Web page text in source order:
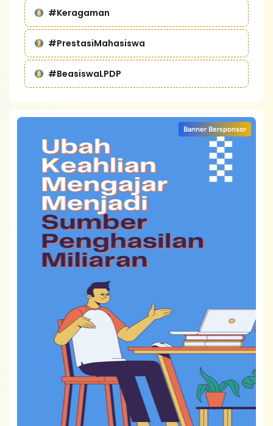
#Keragaman
#PrestasiMahasiswa
#BeasiswaLPDP
Banner Bersponsor